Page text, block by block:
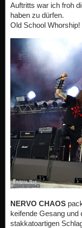
Auftritts war ich froh
haben zu dürfen.
Old School Whorship!
NERVO CHAOS
keifende Gesang und
stakkatoartigen